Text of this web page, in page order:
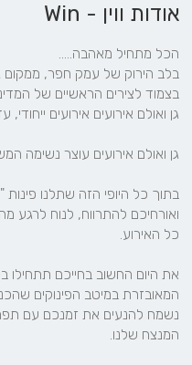
אודות ווין - Win